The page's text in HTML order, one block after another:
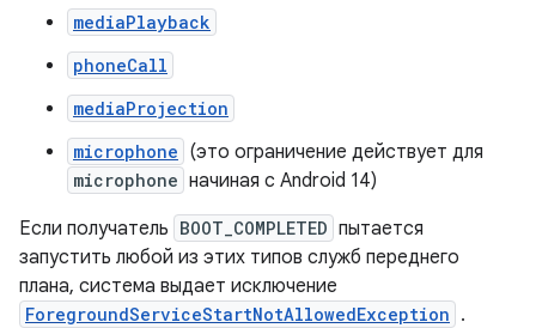
mediaPlayback
phoneCall
mediaProjection
microphone (это ограничение действует для
microphone начиная с Android 14)
Если получатель BOOT_COMPLETED пытается
запустить любой из этих типов служб переднего
плана, система выдает исключение
ForegroundServiceStartNotAllowedException .